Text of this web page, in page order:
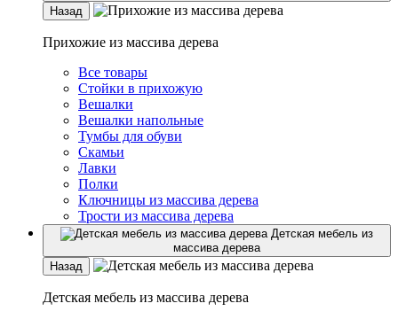
Назад
Прихожие из массива дерева
Все товары
Стойки в прихожую
Вешалки
Вешалки напольные
Тумбы для обуви
Скамьи
Лавки
Полки
Ключницы из массива дерева
Трости из массива дерева
Детская мебель из
массива дерева
Назад
Детская мебель из массива дерева